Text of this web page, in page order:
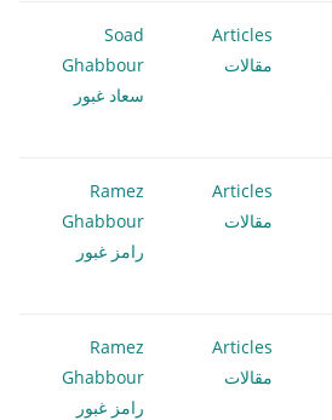
Articles
مقالات
Soad
Ghabbour
سعاد غبور
Articles
مقالات
Ramez
Ghabbour
رامز غبور
Articles
مقالات
Ramez
Ghabbour
رامز غبور